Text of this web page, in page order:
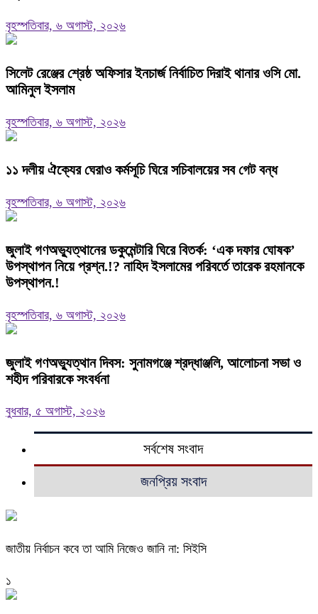
বৃহস্পতিবার, ৬ অগাস্ট, ২০২৬
‎সিলেট রেঞ্জের শ্রেষ্ঠ অফিসার ইনচার্জ নির্বাচিত দিরাই থানার ওসি মো.
আমিনুল ইসলাম
বৃহস্পতিবার, ৬ অগাস্ট, ২০২৬
‎১১ দলীয় ঐক্যের ঘেরাও কর্মসূচি ঘিরে সচিবালয়ের সব গেট বন্ধ
বৃহস্পতিবার, ৬ অগাস্ট, ২০২৬
‎জুলাই গণঅভ্যুত্থানের ডকুমেন্টারি ঘিরে বিতর্ক: ‘এক দফার ঘোষক’
উপস্থাপন নিয়ে প্রশ্ন.!? নাহিদ ইসলামের পরিবর্তে তারেক রহমানকে
উপস্থাপন.!
বৃহস্পতিবার, ৬ অগাস্ট, ২০২৬
জুলাই গণঅভ্যুত্থান দিবস: সুনামগঞ্জে শ্রদ্ধাঞ্জলি, আলোচনা সভা ও
শহীদ পরিবারকে সংবর্ধনা
বুধবার, ৫ অগাস্ট, ২০২৬
সর্বশেষ সংবাদ
জনপ্রিয় সংবাদ
জাতীয় নির্বাচন কবে তা আমি নিজেও জানি না: সিইসি
১